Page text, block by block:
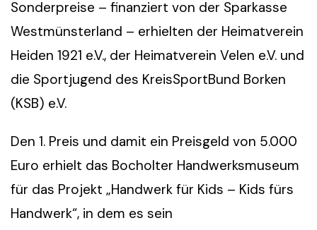
Sonderpreise – finanziert von der Sparkasse
Westmünsterland – erhielten der Heimatverein
Heiden 1921 e.V., der Heimatverein Velen e.V. und
die Sportjugend des KreisSportBund Borken
(KSB) e.V.
Den 1. Preis und damit ein Preisgeld von 5.000
Euro erhielt das Bocholter Handwerksmuseum
für das Projekt „Handwerk für Kids – Kids fürs
Handwerk“, in dem es sein